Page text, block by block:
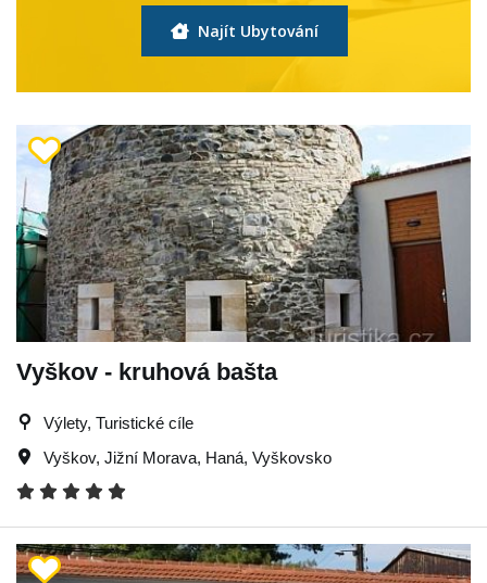
Najít Ubytování
Vyškov - kruhová bašta
Výlety, Turistické cíle
Vyškov, Jižní Morava, Haná, Vyškovsko